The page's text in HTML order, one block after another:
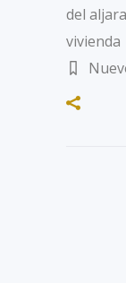
del
vivienda